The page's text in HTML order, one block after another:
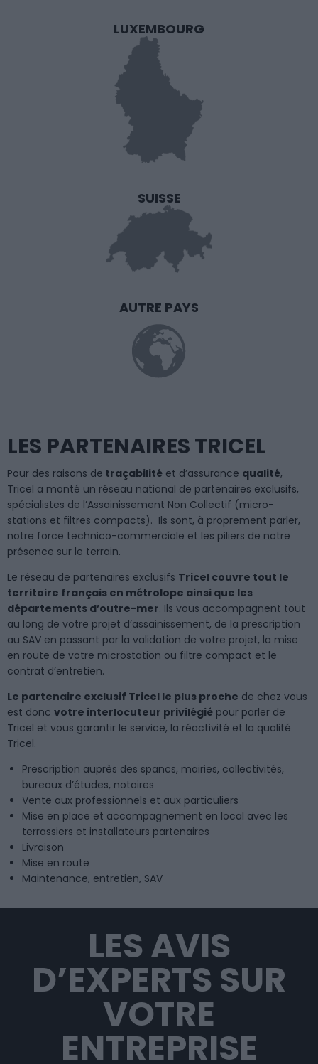
LUXEMBOURG
SUISSE
AUTRE PAYS
LES PARTENAIRES TRICEL
Pour des raisons de traçabilité et d’assurance qualité,
Tricel a monté un réseau national de partenaires exclusifs,
spécialistes de l’Assainissement Non Collectif (micro-
stations et filtres compacts). Ils sont, à proprement parler,
notre force technico-commerciale et les piliers de notre
présence sur le terrain.
Le réseau de partenaires exclusifs Tricel couvre tout le
territoire français en métrolope ainsi que les
départements d’outre-mer. Ils vous accompagnent tout
au long de votre projet d’assainissement, de la prescription
au SAV en passant par la validation de votre projet, la mise
en route de votre microstation ou filtre compact et le
contrat d’entretien.
Le partenaire exclusif Tricel le plus proche de chez vous
est donc votre interlocuteur privilégié pour parler de
Tricel et vous garantir le service, la réactivité et la qualité
Tricel.
Prescription auprès des spancs, mairies, collectivités,
bureaux d’études, notaires
Vente aux professionnels et aux particuliers
Mise en place et accompagnement en local avec les
terrassiers et installateurs partenaires
Livraison
Mise en route
Maintenance, entretien, SAV
LES AVIS
D’EXPERTS SUR
VOTRE
ENTREPRISE